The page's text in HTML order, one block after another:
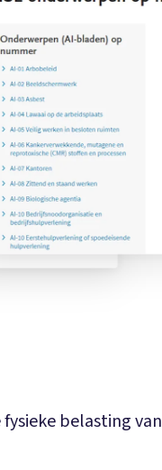
belasting van